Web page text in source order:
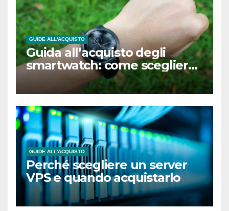
GUIDE ALL'ACQUISTO
Guida all’acquisto degli
smartwatch: come scegliere
il modello giusto per te
GUIDE ALL'ACQUISTO
Perché scegliere un server
VPS e quando acquistarlo